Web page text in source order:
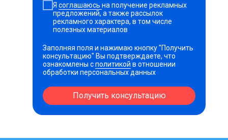
Я соглашаюсь на получение рекламных
предложений, а также рассылок
рекламного характера, в том числе
полезных материалов
Заполняя поля и нажимаю кнопку "Получить
консультацию" Вы подтверждаете, что
ознакомлены сполитикой в отношении
обработки персональных данных
Получить консультацию